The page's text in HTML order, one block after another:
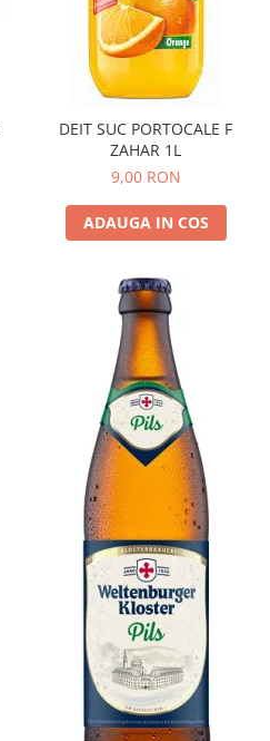
DEIT SUC PORTOCALE F
ZAHAR 1L
9,00 RON
ADAUGA IN COS